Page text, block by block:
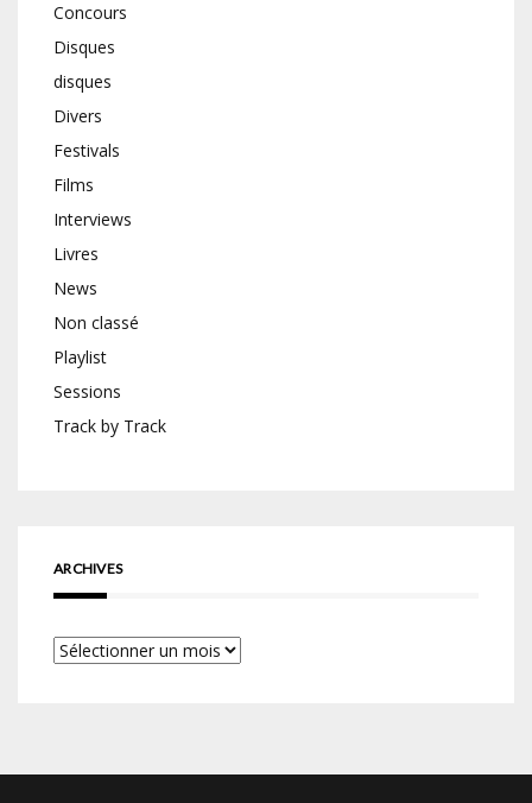
Concours
Disques
disques
Divers
Festivals
Films
Interviews
Livres
News
Non classé
Playlist
Sessions
Track by Track
ARCHIVES
Archives